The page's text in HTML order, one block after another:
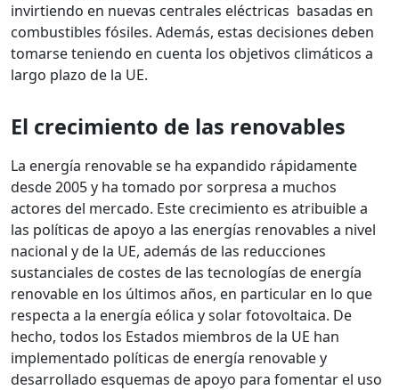
invirtiendo en nuevas centrales eléctricas basadas en
combustibles fósiles. Además, estas decisiones deben
tomarse teniendo en cuenta los objetivos climáticos a
largo plazo de la UE.
El crecimiento de las renovables
La energía renovable se ha expandido rápidamente
desde 2005 y ha tomado por sorpresa a muchos
actores del mercado. Este crecimiento es atribuible a
las políticas de apoyo a las energías renovables a nivel
nacional y de la UE, además de las reducciones
sustanciales de costes de las tecnologías de energía
renovable en los últimos años, en particular en lo que
respecta a la energía eólica y solar fotovoltaica. De
hecho, todos los Estados miembros de la UE han
implementado políticas de energía renovable y
desarrollado esquemas de apoyo para fomentar el uso